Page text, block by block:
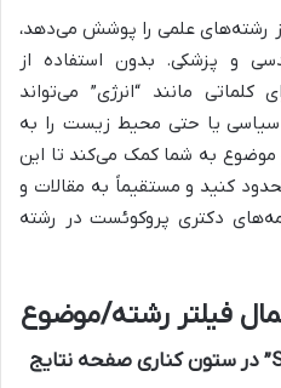
رشته‌های علمی را پوشش می‌دهد،
و پزشکی. بدون استفاده از
مانند “انرژی” می‌تواند
سیاسی یا حتی محیط زیست را به
موضوع به شما کمک می‌کند تا این
کنید و مستقیماً به مقالات و
دکتری پروکوئست در رشته
فیلتر رشته/موضوع